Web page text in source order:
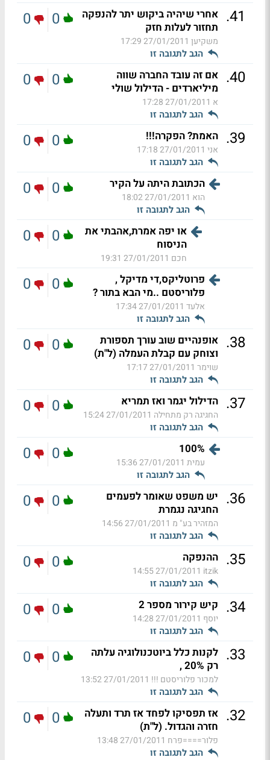
41
. אחרי שיהיה ביקוש יתר להנפקה
תחזור לעלות חזק
משקיען 27/01/2011 17:29
הגב לתגובה זו
0
0
40
. אם זה עובד החברה שווה
מיליארדים - הדילול שולי
א 27/01/2011 17:28
הגב לתגובה זו
0
0
39
. האמת? הפקרה!!!
אני 27/01/2011 17:18
הגב לתגובה זו
0
0
הכתובת היתה על הקיר
הוא 27/01/2011 18:02
הגב לתגובה זו
0
0
או יפה אמרת,אהבתי את
הניסוח
חכם 27/01/2011 19:31
0
0
פרוטליקס,די מדיקל ,
פלוריסטם ..מי הבא בתור ?
אלעד 27/01/2011 17:34
הגב לתגובה זו
0
0
38
. אופנהיים שוב עורך תספורת
וצוחק עם קבלת העמלה (ל"ת)
שוימר 27/01/2011 17:17
הגב לתגובה זו
0
0
37
. הדילול יגמר ואז תמריא
החגיגה רק מתחילה 27/01/2011 15:24
הגב לתגובה זו
0
0
100%
עמית 27/01/2011 15:36
הגב לתגובה זו
0
0
36
. יש משפט שאומר לפעמים
החגיגה נגמרת
המזהיר בע" מ 27/01/2011 14:56
הגב לתגובה זו
0
0
35
. ההנפקה
itzik
27/01/2011 14:55
הגב לתגובה זו
0
0
34
. קיש קירור מספר 2
יוסף 27/01/2011 14:28
הגב לתגובה זו
0
0
33
. לקנות כלל ביוטכנולוגיה עלתה
רק 20% ,
למכור פלוריסטם !!! 27/01/2011 13:52
הגב לתגובה זו
0
0
32
. אז תפסיקו לפחד אז תרד ותעלה
חזרה והגדול. (ל"ת)
פלור====פרח 27/01/2011 13:48
הגב לתגובה זו
0
0